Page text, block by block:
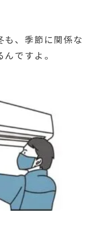
も、季節に関係な
ですよ。